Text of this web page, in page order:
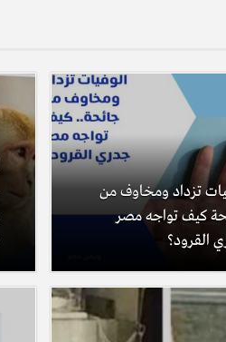
تزداد ومخاوف من
كيف تواجه مصر
القرود؟